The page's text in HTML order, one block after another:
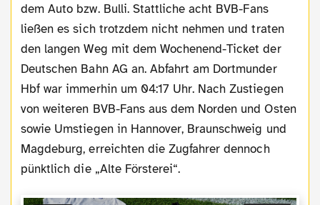
dem Auto bzw. Bulli. Stattliche acht BVB-Fans
ließen es sich trotzdem nicht nehmen und traten
den langen Weg mit dem Wochenend-Ticket der
Deutschen Bahn AG an. Abfahrt am Dortmunder
Hbf war immerhin um 04:17 Uhr. Nach Zustiegen
von weiteren BVB-Fans aus dem Norden und Osten
sowie Umstiegen in Hannover, Braunschweig und
Magdeburg, erreichten die Zugfahrer dennoch
pünktlich die „Alte Försterei“.